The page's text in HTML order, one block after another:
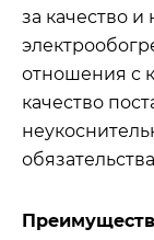
за качество и
отношения с
качество